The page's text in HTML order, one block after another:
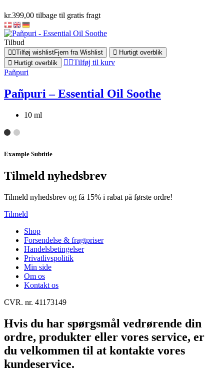
kr.399,00 tilbage til gratis fragt
Tilbud
Tilføj wishlistFjern fra Wishlist
Hurtigt overblik
Hurtigt overblik
Tilføj til kurv
Pañpuri
Pañpuri – Essential Oil Soothe
10 ml
Example Subtitle
Tilmeld nyhedsbrev
Tilmeld nyhedsbrev og få 15% i rabat på første ordre!
Tilmeld
Shop
Forsendelse & fragtpriser
Handelsbetingelser
Privatlivspolitik
Min side
Om os
Kontakt os
CVR. nr. 41173149
Hvis du har spørgsmål vedrørende din
ordre, produkter eller vores service, er
du velkommen til at kontakte vores
kundeservice.